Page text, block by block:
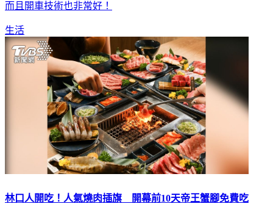
而且開車技術也非常好！
生活
林口人開吃！人氣燒肉插旗 開幕前10天帝王蟹腳免費吃